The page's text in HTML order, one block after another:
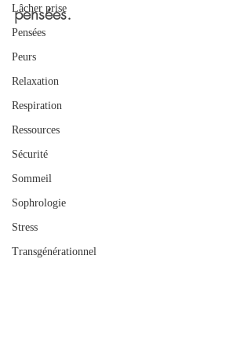
Lâcher prise
Pensées
Peurs
Relaxation
Respiration
Ressources
Sécurité
Sommeil
Sophrologie
Stress
Transgénérationnel
pensées.